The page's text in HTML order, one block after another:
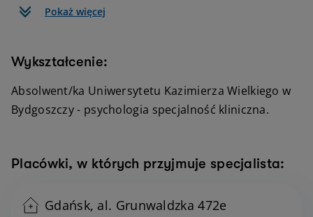
Pokaż więcej
Wykształcenie:
Absolwent/ka Uniwersytetu Kazimierza Wielkiego w
Bydgoszczy - psychologia specjalność kliniczna.
Placówki, w których przyjmuje specjalista:
Gdańsk, al. Grunwaldzka 472e